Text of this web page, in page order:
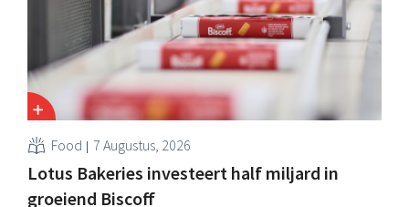
Food 7 Augustus, 2026
Lotus Bakeries investeert half miljard in
groeiend Biscoff